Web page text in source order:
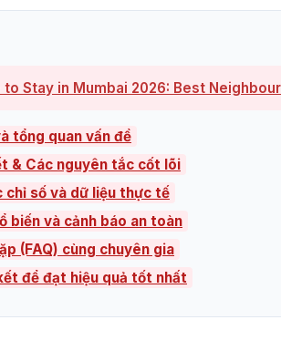
to Stay in Mumbai 2026: Best
tổng quan vấn đề
& Các nguyên tắc cốt lõi
chỉ số và dữ liệu thực tế
biến và cảnh báo an toàn
(FAQ) cùng chuyên gia
để đạt hiệu quả tốt nhất